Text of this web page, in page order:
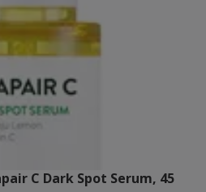
C Dark Spot Serum, 45